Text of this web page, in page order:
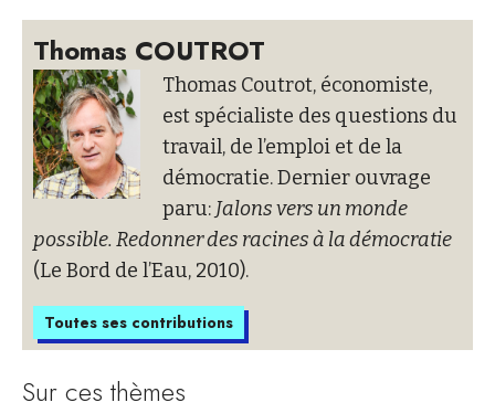
Thomas COUTROT
Thomas Coutrot, économiste,
est spécialiste des questions du
travail, de l’emploi et de la
démocratie. Dernier ouvrage
paru: Jalons vers un monde
possible. Redonner des racines à la démocratie
(Le Bord de l’Eau, 2010).
Toutes ses contributions
Sur ces thèmes